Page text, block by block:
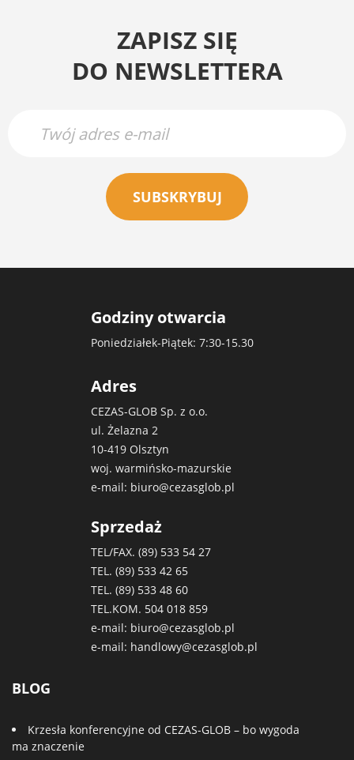
ZAPISZ SIĘ
DO NEWSLETTERA
SUBSKRYBUJ
Godziny otwarcia
Poniedziałek-Piątek: 7:30-15.30
Adres
CEZAS-GLOB Sp. z o.o.
ul. Żelazna 2
10-419 Olsztyn
woj. warmińsko-mazurskie
e-mail: biuro@cezasglob.pl
Sprzedaż
TEL/FAX. (89) 533 54 27
TEL. (89) 533 42 65
TEL. (89) 533 48 60
TEL.KOM. 504 018 859
e-mail: biuro@cezasglob.pl
e-mail: handlowy@cezasglob.pl
BLOG
Krzesła konferencyjne od CEZAS-GLOB – bo wygoda
ma znaczenie